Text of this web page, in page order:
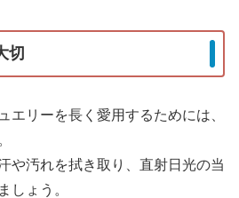
切
エリーを長く愛用するためには、
や汚れを拭き取り、直射日光の当
しょう。